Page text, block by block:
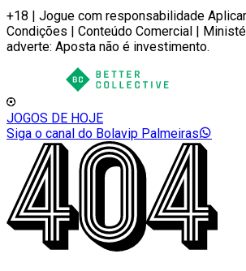
+18 | Jogue com responsabilidade
Condições | Conteúdo Comercial |
adverte: Aposta não é investimento.
JOGOS DE HOJE
Siga o canal do Bolavip Palmeiras